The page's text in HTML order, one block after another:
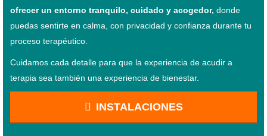
ofrecer un entorno tranquilo, cuidado y acogedor, donde
puedas sentirte en calma, con privacidad y confianza durante tu
proceso terapéutico.
Cuidamos cada detalle para que la experiencia de acudir a
terapia sea también una experiencia de bienestar.
INSTALACIONES